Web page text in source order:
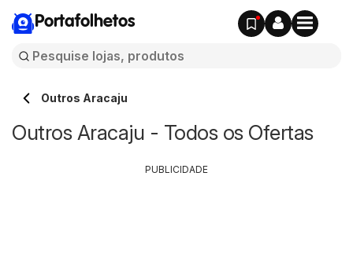
Portafolhetos
Outros Aracaju
Outros Aracaju - Todos os Ofertas
PUBLICIDADE